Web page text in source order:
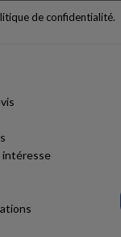
de confidentialité.
intéresse